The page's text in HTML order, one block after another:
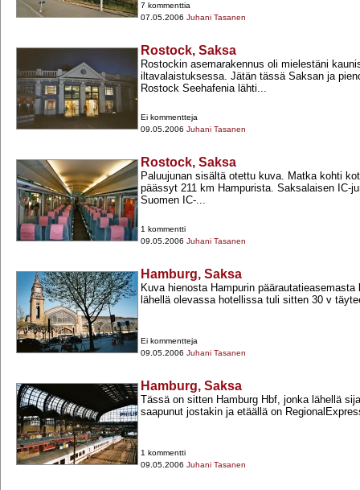
7 kommenttia
07.05.2006 Juhani Tasanen
Rostock, Saksa
Rostockin asemarakennus oli mielestäni
iltavalaistuksessa. Jätän tässä Saksan ja
Rostock Seehafenia lähti...
Ei kommentteja
09.05.2006 Juhani Tasanen
Rostock, Saksa
Paluujunan sisältä otettu kuva. Matka kohti
päässyt 211 km Hampurista. Saksalaisen IC-​
Suomen IC-​...
1 kommentti
09.05.2006 Juhani Tasanen
Hamburg, Saksa
Kuva hienosta Hampurin
lähellä olevassa hotellissa tuli sitten 30 v
Ei kommentteja
09.05.2006 Juhani Tasanen
Hamburg, Saksa
Tässä on sitten Hamburg Hbf, jonka lähellä
saapunut jostakin ja etäällä on
1 kommentti
09.05.2006 Juhani Tasanen